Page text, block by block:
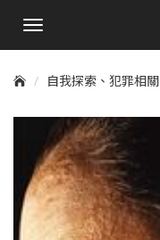
手
單
自我探索、犯罪相關